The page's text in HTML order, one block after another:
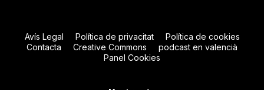
Avís Legal Política de privacitat
Política de cookies
Contacta
Creative Commons
podcast en valencià
Panel Cookies